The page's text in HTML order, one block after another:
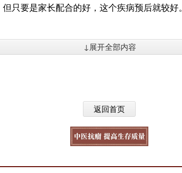
只要是家长配合的好，这个疾病预后就较好。
↓展开全部内容
返回首页